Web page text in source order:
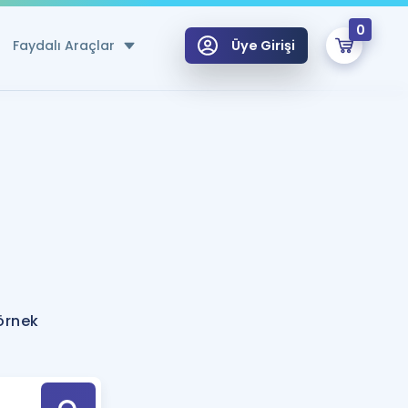
Faydalı Araçlar
Hesaplama Aracı
için Öneriler
Tek Takvimde
Üye Girişi
0